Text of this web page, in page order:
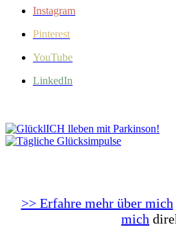
Instagram
Pinterest
YouTube
LinkedIn
>> Erfahre mehr über mich
mich